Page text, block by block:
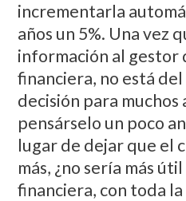
incrementarla
años un 5%. Una vez
información al gestor
financiera, no está
decisión para muchos
pensárselo un poco
lugar de dejar que el
más, ¿no sería más
financiera, con toda